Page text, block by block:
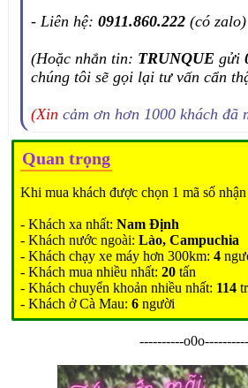
- Liên hệ:0911.860.222 (có zalo)
(Hoặc nhắn tin: TRUNQUE gửi
chúng tôi sẽ gọi lại tư vấn cẩn
(Xincảm ơn hơn 1000 khách đã
Quan trọng
Khi mua khách được chọn 1 mã số
- Khách xa nhất:Nam Định
- Khách nước ngoài:Lào, Campuchia
- Khách chạy xe máy hơn 300km:4
- Khách mua nhiều nhất:20 tấn
- Khách chuyển khoản nhiều nhất: 114
- Khách ở Cà Mau:6 người
----------o0o----------